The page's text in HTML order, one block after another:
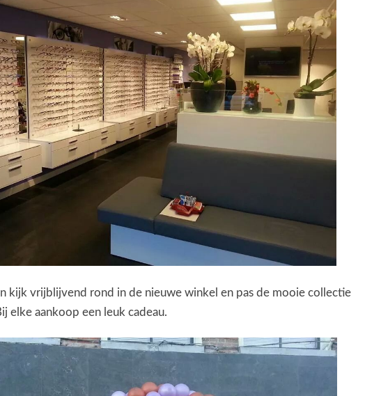
kijk vrijblijvend rond in de nieuwe winkel en pas de mooie collectie
elke aankoop een leuk cadeau.